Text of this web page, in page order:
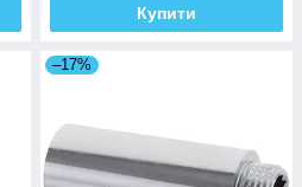
Купити
–17%